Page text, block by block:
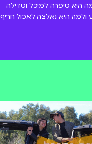
מה היא סיפרה למיכל וטדילה
היא נאלצה לאכול חריף